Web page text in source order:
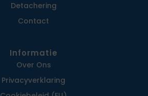
Detachering
Contact
Informatie
Over Ons
Privacy­verklaring